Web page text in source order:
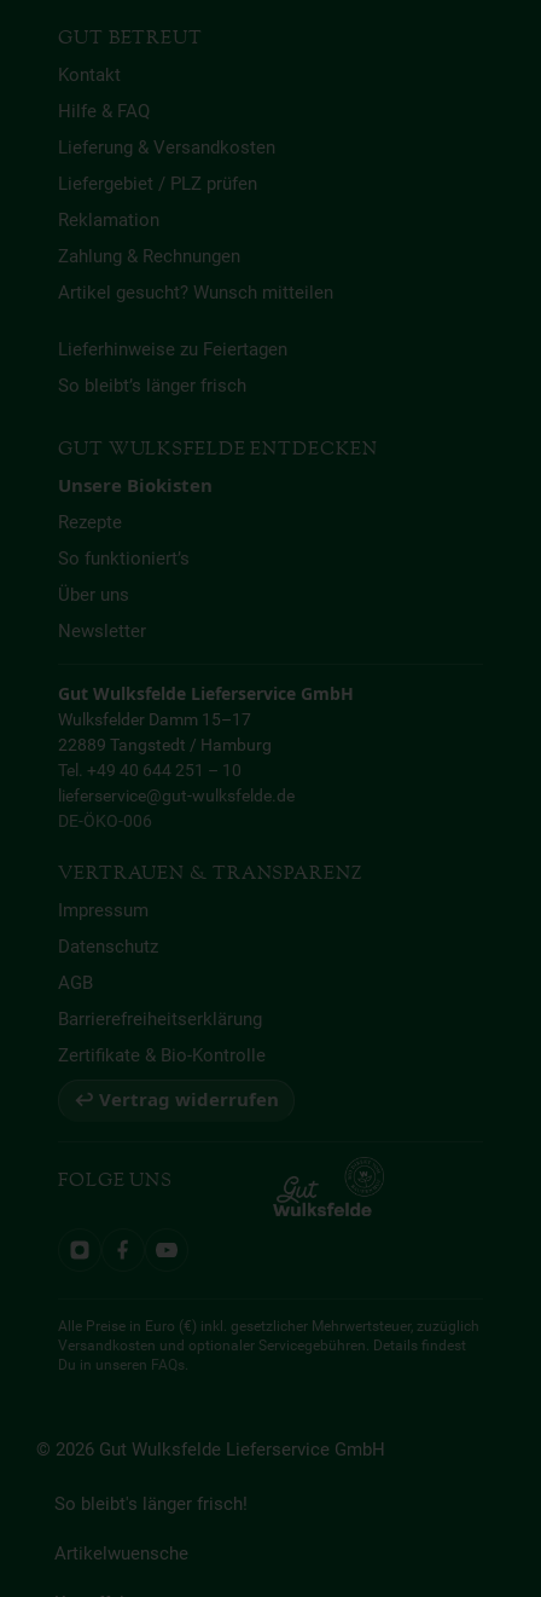
GUT BETREUT
Kontakt
Hilfe & FAQ
Lieferung & Versandkosten
Liefergebiet / PLZ prüfen
Reklamation
Zahlung & Rechnungen
Artikel gesucht? Wunsch mitteilen
Lieferhinweise zu Feiertagen
So bleibt’s länger frisch
GUT WULKSFELDE ENTDECKEN
Unsere Biokisten
Rezepte
So funktioniert’s
Über uns
Newsletter
Gut Wulksfelde Lieferservice GmbH
Wulksfelder Damm 15–17
22889 Tangstedt / Hamburg
Tel. +49 40 644 251 – 10
lieferservice@gut-wulksfelde.de
DE-ÖKO-006
VERTRAUEN & TRANSPARENZ
Impressum
Datenschutz
AGB
Barrierefreiheitserklärung
Zertifikate & Bio-Kontrolle
↩ Vertrag widerrufen
FOLGE UNS
Alle Preise in Euro (€) inkl. gesetzlicher Mehrwertsteuer, zuzüglich
Versandkosten und optionaler Servicegebühren. Details findest
Du in unseren FAQs.
© 2026 Gut Wulksfelde Lieferservice GmbH
So bleibt's länger frisch!
Artikelwuensche